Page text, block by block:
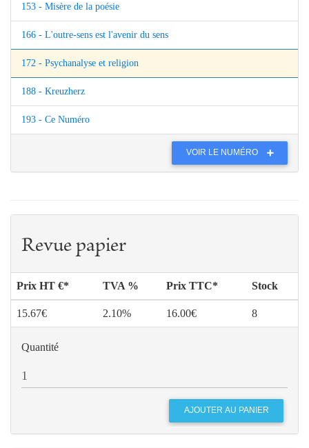
153 - Misère de la poésie
166 - L'outre-sens est l'avenir du sens
172 - Psychanalyse et religion
188 - Kreuzherz
193 - Ce Numéro
VOIR LE NUMÉRO
Revue papier
Prix HT €* TVA % Prix TTC* Stock
15.67€ 2.10% 16.00€ 8
Quantité